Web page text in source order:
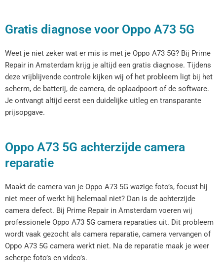
Gratis diagnose voor Oppo A73 5G
Weet je niet zeker wat er mis is met je Oppo A73 5G? Bij Prime
Repair in Amsterdam krijg je altijd een gratis diagnose. Tijdens
deze vrijblijvende controle kijken wij of het probleem ligt bij het
scherm, de batterij, de camera, de oplaadpoort of de software.
Je ontvangt altijd eerst een duidelijke uitleg en transparante
prijsopgave.
Oppo A73 5G achterzijde camera
reparatie
Maakt de camera van je Oppo A73 5G wazige foto’s, focust hij
niet meer of werkt hij helemaal niet? Dan is de achterzijde
camera defect. Bij Prime Repair in Amsterdam voeren wij
professionele Oppo A73 5G camera reparaties uit. Dit probleem
wordt vaak gezocht als camera reparatie, camera vervangen of
Oppo A73 5G camera werkt niet. Na de reparatie maak je weer
scherpe foto’s en video’s.